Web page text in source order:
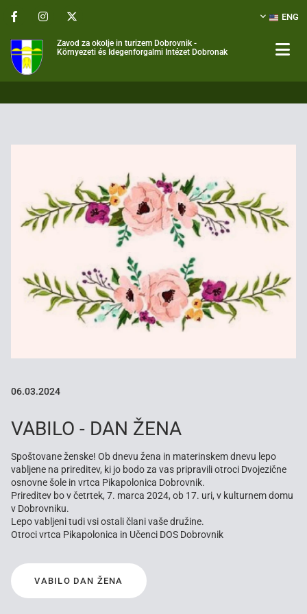
ENG
Zavod za okolje in turizem Dobrovnik -
Környezeti és Idegenforgalmi Intézet Dobronak
06.03.2024
VABILO - DAN ŽENA
Spoštovane ženske! Ob dnevu žena in materinskem dnevu lepo
vabljene na prireditev, ki jo bodo za vas pripravili otroci Dvojezične
osnovne šole in vrtca Pikapolonica Dobrovnik.
Prireditev bo v četrtek, 7. marca 2024, ob 17. uri, v kulturnem domu
v Dobrovniku.
Lepo vabljeni tudi vsi ostali člani vaše družine.
Otroci vrtca Pikapolonica in Učenci DOS Dobrovnik
VABILO DAN ŽENA